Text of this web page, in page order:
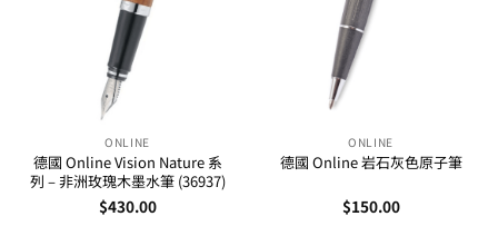
ONLINE
德國 Online Vision Nature 系
列 – 非洲玫瑰木墨水筆 (36937)
$430.00
ONLINE
德國 Online 岩石灰色原子筆
$150.00